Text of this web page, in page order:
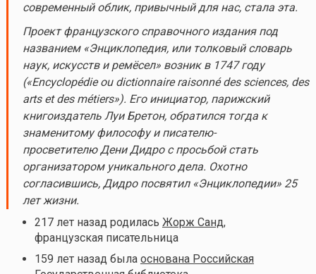
современный облик, привычный для нас, стала эта.
Проект французского справочного издания под
названием «Энциклопедия, или толковый словарь
наук, искусств и ремёсел» возник в 1747 году
(«Encyclopédie ou dictionnaire raisonné des sciences, des
arts et des métiers»). Его инициатор, парижский
книгоиздатель Луи Бретон, обратился тогда к
знаменитому философу и писателю-
просветителю Дени Дидро с просьбой стать
организатором уникального дела. Охотно
согласившись, Дидро посвятил «Энциклопедии» 25
лет жизни.
217 лет назад родилась Жорж Санд,
французская писательница
159 лет назад была основана Российская